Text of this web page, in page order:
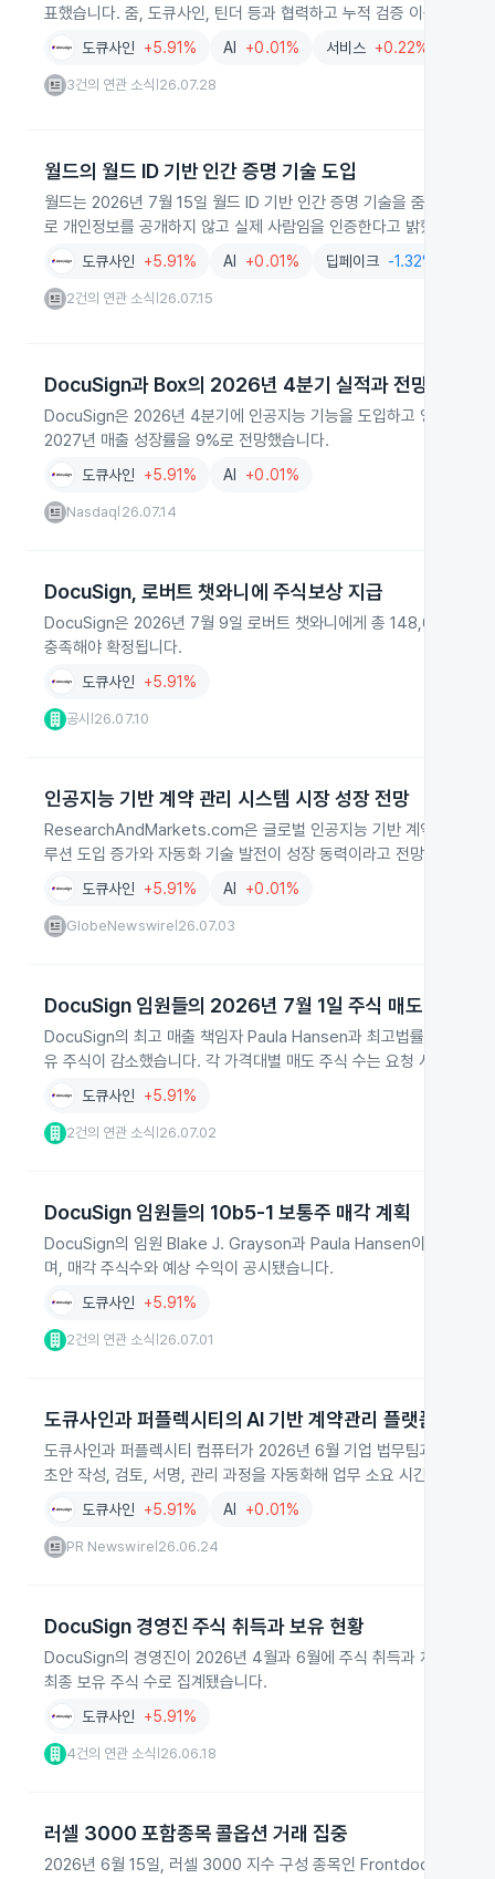
표했습니다. 줌, 도큐사인, 틴더 등과 협력하고 누적 검증 이용자
도큐사인 +5.91% AI +0.01% 서비스 +0.22%
3건의 연관 소식 26.07.28
월드의 월드 ID 기반 인간 증명 기술 도입
월드는 2026년 7월 15일 월드 ID 기반 인간 증명 기술을 줌과 도큐사
로 개인정보를 공개하지 않고 실제 사람임을 인증한다고 밝혔습니다.
도큐사인 +5.91% AI +0.01% 딥페이크 -1.32%
2건의 연관 소식 26.07.15
DocuSign과 Box의 2026년 4분기 실적과 전망
DocuSign은 2026년 4분기에 인공지능 기능을 도입하고 영업이익
2027년 매출 성장률을 9%로 전망했습니다.
도큐사인 +5.91% AI +0.01%
Nasdaq 26.07.14
DocuSign, 로버트 챗와니에 주식보상 지급
DocuSign은 2026년 7월 9일 로버트 챗와니에게 총 148,665주 규
충족해야 확정됩니다.
도큐사인 +5.91%
공시 26.07.10
인공지능 기반 계약 관리 시스템 시장 성장 전망
ResearchAndMarkets.com은 글로벌 인공지능 기반 계약 관리 시
루션 도입 증가와 자동화 기술 발전이 성장 동력이라고 전망했습니
도큐사인 +5.91% AI +0.01%
GlobeNewswire 26.07.03
DocuSign 임원들의 2026년 7월 1일 주식 매도
DocuSign의 최고 매출 책임자 Paula Hansen과 최고법률책임자
유 주식이 감소했습니다. 각 가격대별 매도 주식 수는 요청 시 제공됩
도큐사인 +5.91%
2건의 연관 소식 26.07.02
DocuSign 임원들의 10b5-1 보통주 매각 계획
DocuSign의 임원 Blake J. Grayson과 Paula Hansen이 2026년 7
며, 매각 주식수와 예상 수익이 공시됐습니다.
도큐사인 +5.91%
2건의 연관 소식 26.07.01
도큐사인과 퍼플렉시티의 AI 기반 계약관리 플랫폼 출시
도큐사인과 퍼플렉시티 컴퓨터가 2026년 6월 기업 법무팀과 영업,
초안 작성, 검토, 서명, 관리 과정을 자동화해 업무 소요 시간을 줄이
도큐사인 +5.91% AI +0.01%
PR Newswire 26.06.24
DocuSign 경영진 주식 취득과 보유 현황
DocuSign의 경영진이 2026년 4월과 6월에 주식 취득과 처분을
최종 보유 주식 수로 집계됐습니다.
도큐사인 +5.91%
4건의 연관 소식 26.06.18
러셀 3000 포함종목 콜옵션 거래 집중
2026년 6월 15일, 러셀 3000 지수 구성 종목인 Frontdoor와